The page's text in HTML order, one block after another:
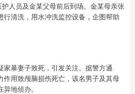
人员及金某父母前后到场。金某母亲张
行清洗，用水冲洗监控设备，企图帮助
暴妻子致死，引发关注。据警方通
作用致颅脑损伤死亡，该名男子及其母
地侦办。